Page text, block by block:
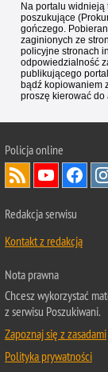
Na portalu
poszukujące
gończego.
zaginionych ze
policyjne stronach
odpowiedzialność
publikującego
bądź kopiowaniem
proszę kierować do
Policjaonline
Redakcja serwisu
Kontakt z redakcją
Nota prawna
Chcesz wykorzystać
z serwisu Poszukiwani.
Zapoznaj się z zasadami
Polityka prywatności